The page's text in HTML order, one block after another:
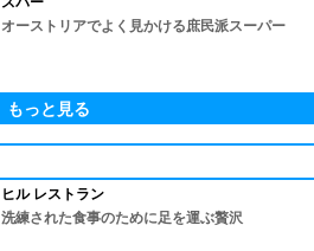
オーストリアでよく見かける庶民派スーパー
もっと見る
ヒル レストラン
洗練された食事のために足を運ぶ贅沢